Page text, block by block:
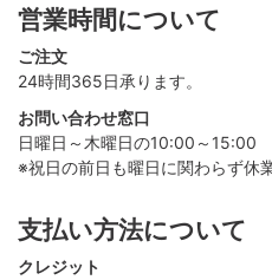
営業時間について
ご注文
24時間365日承ります。
お問い合わせ窓口
日曜日～木曜日の10:00～15:00
※祝日の前日も曜日に関わらず休
支払い方法について
クレジット